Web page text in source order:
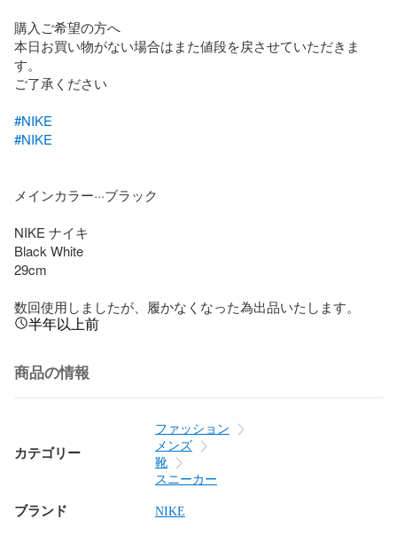
購入ご希望の方へ
本日お買い物がない場合はまた値段を戻させていただきま
す。
ご了承ください
#NIKE
#NIKE
メインカラー···ブラック
NIKE ナイキ
Black White
29cm
数回使用しましたが、履かなくなった為出品いたします。
半年以上前
商品の情報
カテゴリー
ファッション
メンズ
靴
スニーカー
ブランド NIKE